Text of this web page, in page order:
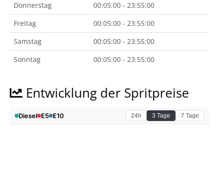
Donnerstag
00:05:00 - 23:55:00
Freitag
00:05:00 - 23:55:00
Samstag
00:05:00 - 23:55:00
Sonntag
00:05:00 - 23:55:00
Entwicklung der Spritpreise